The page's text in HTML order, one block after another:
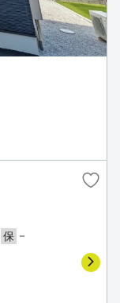
保 －